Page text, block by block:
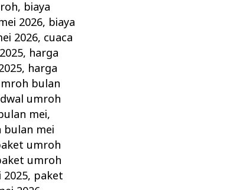
, biaya
2026, biaya
2026, cuaca
, harga
, harga
bulan
umroh
mei,
mei
umroh
umroh
, paket